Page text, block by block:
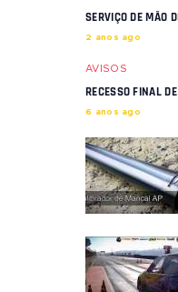
SERVIÇO DE MÃO
2 anos ago
AVISOS
RECESSO FINAL
6 anos ago